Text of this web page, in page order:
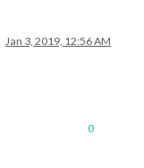
Jan 3, 2019, 12:56 AM
0